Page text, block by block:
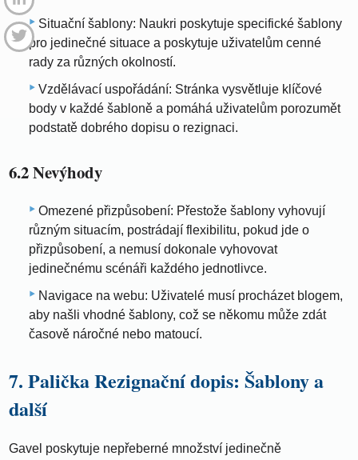
Situační šablony: Naukri poskytuje specifické šablony
pro jedinečné situace a poskytuje uživatelům cenné
rady za různých okolností.
Vzdělávací uspořádání: Stránka vysvětluje klíčové
body v každé šabloně a pomáhá uživatelům porozumět
podstatě dobrého dopisu o rezignaci.
6.2 Nevýhody
Omezené přizpůsobení: Přestože šablony vyhovují
různým situacím, postrádají flexibilitu, pokud jde o
přizpůsobení, a nemusí dokonale vyhovovat
jedinečnému scénáři každého jednotlivce.
Navigace na webu: Uživatelé musí procházet blogem,
aby našli vhodné šablony, což se někomu může zdát
časově náročné nebo matoucí.
7. Palička Rezignační dopis: Šablony a
další
Gavel poskytuje nepřeberné množství jedinečně